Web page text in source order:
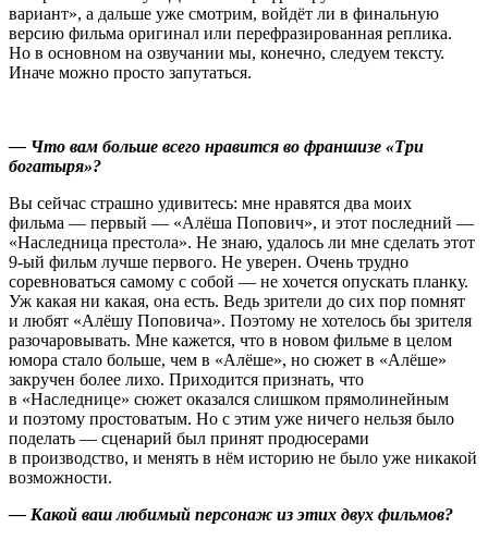
вариант», а дальше уже смотрим, войдёт ли в финальную
версию фильма оригинал или перефразированная реплика.
Но в основном на озвучании мы, конечно, следуем тексту.
Иначе можно просто запутаться.
— Что вам больше всего нравится во франшизе «Три
богатыря»?
Вы сейчас страшно удивитесь: мне нравятся два моих
фильма — первый — «Алёша Попович», и этот последний —
«Наследница престола». Не знаю, удалось ли мне сделать этот
9-ый фильм лучше первого. Не уверен. Очень трудно
соревноваться самому с собой — не хочется опускать планку.
Уж какая ни какая, она есть. Ведь зрители до сих пор помнят
и любят «Алёшу Поповича». Поэтому не хотелось бы зрителя
разочаровывать. Мне кажется, что в новом фильме в целом
юмора стало больше, чем в «Алёше», но сюжет в «Алёше»
закручен более лихо. Приходится признать, что
в «Наследнице» сюжет оказался слишком прямолинейным
и поэтому простоватым. Но с этим уже ничего нельзя было
поделать — сценарий был принят продюсерами
в производство, и менять в нём историю не было уже никакой
возможности.
— Какой ваш любимый персонаж из этих двух фильмов?